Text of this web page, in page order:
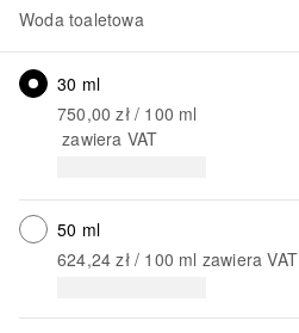
Woda toaletowa
30 ml
750,00 zł / 100 ml
zawiera VAT
50 ml
624,24 zł / 100 ml zawiera VAT